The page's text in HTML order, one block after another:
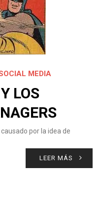
MEDIA
LOS
por la idea de
LEER MÁS